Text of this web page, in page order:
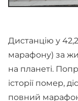
Дистанцію у
марафону) за
на планеті.
історії помер,
повний марафон